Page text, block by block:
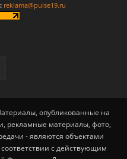
reklama@pulse19.ru
опубликованные на
рекламные материалы, фото,
- являются объектами
с действующим